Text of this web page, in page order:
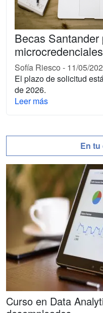
Becas
Sofía Riesco - 11/05/
El plazo de solicitud
de 2026.
Leer más
En
Curso en Data